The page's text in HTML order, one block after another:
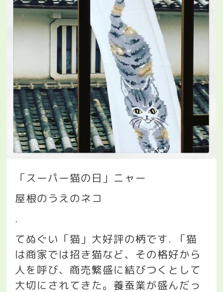
「スーパー猫の日」ニャー
屋根のうえのネコ
.
てぬぐい「猫」大好評の柄です.
「猫
は商家では招き猫など、その格好から
人を呼び、商売繁盛に結びつくとして
大切にされてきた。養蚕業が盛んだっ